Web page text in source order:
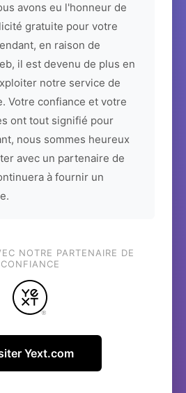
avons eu l'honneur de
gratuite pour votre
en raison de
il est devenu de plus en
notre service de
Votre confiance et votre
ont tout signifié pour
nous sommes heureux
avec un partenaire de
à fournir un
NOTRE PARTENAIRE DE
CONFIANCE
Yext.com